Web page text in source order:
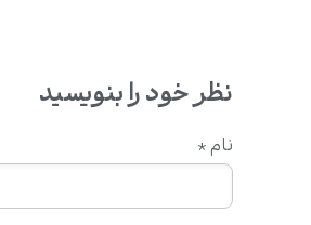
نظر خود را بنویسید
نام *